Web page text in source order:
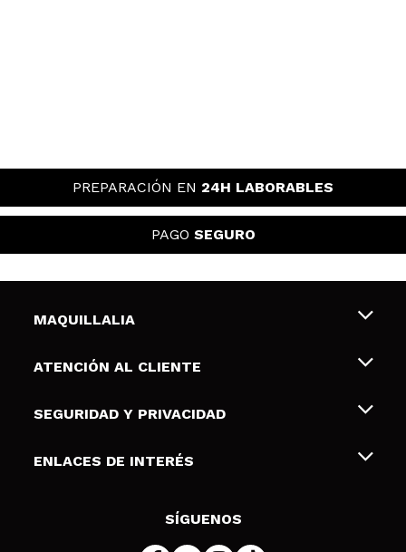
PREPARACIÓN EN 24H LABORABLES
PAGO SEGURO
MAQUILLALIA
Sobre nosotros
Tarjetas de Regalo
ATENCIÓN AL CLIENTE
Envíos y devoluciones
Formas de pago
SEGURIDAD Y PRIVACIDAD
Terminos y condiciones de uso
Política de cookies
ENLACES DE INTERÉS
SÍGUENOS